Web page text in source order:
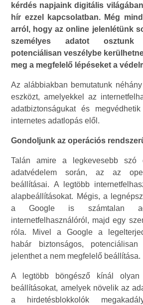
kérdés napjaink digitális
hír ezzel kapcsolatban. Még
arról, hogy az online jelenlétünk
személyes adatot osztunk
potenciálisan veszélybe
meg a megfelelő lépéseket a
Az alábbiakban bemutatunk
eszközt, amelyekkel az
adatbiztonságukat és
internetes adatlopás elől.
Gondoljunk az operációs
Talán amire a legkevesebb szó
adatvédelem során, az az
beállításai. A legtöbb
alapbeállításokat. Mégis, a
a Google is számtalan
internetfelhasználóról, majd egy
róla. Mivel a Google a
habár biztonságos,
jelenthet a nem megfelelő beállítása.
A legtöbb böngésző kínál olyan
beállításokat, amelyek növelik az
a hirdetésblokkolók